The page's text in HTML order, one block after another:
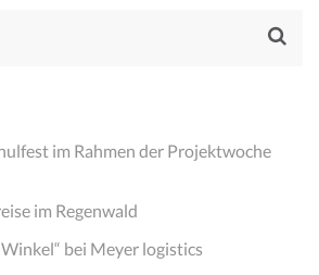
im Rahmen der Projektwoche
im Regenwald
bei Meyer logistics